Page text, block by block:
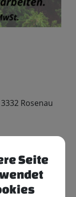
Rosenau
– wir
Seite